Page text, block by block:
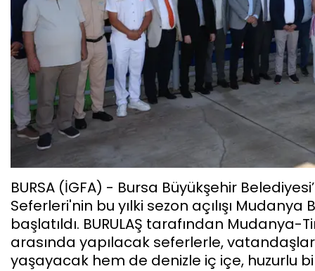
BURSA (İGFA) - Bursa Büyükşehir
Seferleri'nin bu yılki sezon açılışı
başlatıldı. BURULAŞ tarafından
arasında yapılacak seferlerle,
yaşayacak hem de denizle iç içe, huzurlu